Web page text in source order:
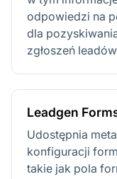
odpowiedzi na
dla
zgłoszeń
Leadgen
Udostępnia
konfiguracji
takie jak pola